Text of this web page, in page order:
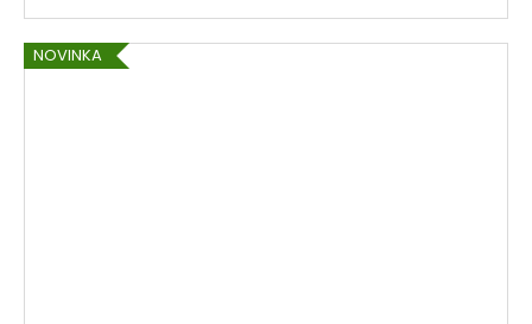
NOVINKA